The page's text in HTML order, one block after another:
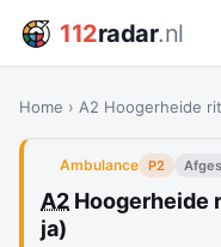
112radar.nl
Home › A2 Hoogerheide
Ambulance P2
A2 Hoogerheide
ja)